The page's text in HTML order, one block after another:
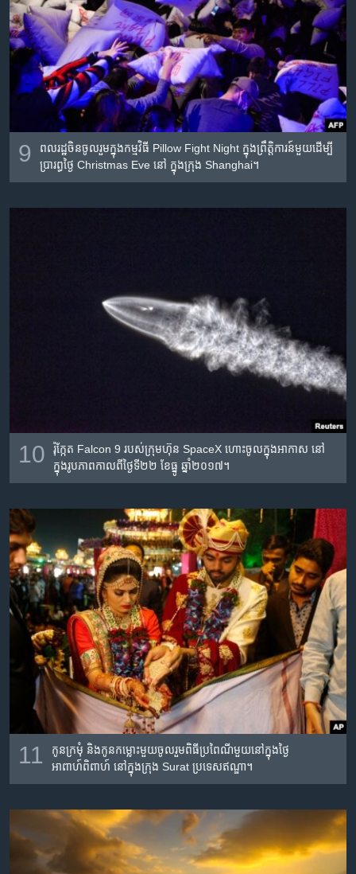
9
ពលរដ្ឋ​ចិន​ចូលរួម​ក្នុង​កម្មវិធី Pillow Fight Night ក្នុង​ព្រឹត្តិការន៍​មួយ​ដើម្បី​
ប្រារព្ធ​ថ្ងៃ Christmas Eve នៅ ​ក្នុង​ក្រុង Shanghai។
10
រ៉ុក្កែត Falcon 9 របស់​ក្រុមហ៊ុន SpaceX ហោះ​ចូល​ក្នុង​អាកាស នៅ​
ក្នុង​រូបភាព​កាលពី​ថ្ងៃទី២២ ខែធ្នូ ឆ្នាំ២០១៧។
11
កូន​ក្រមុំ​ និង​កូន​កម្លោះ​មួយ​ចូលរួម​ពិធី​ប្រពៃណី​មួយ​នៅ​ក្នុង​ថ្ងៃ​
អាពាហ៍ពិពាហ៍​ នៅ​ក្នុង​ក្រុង Surat ប្រទេស​ឥណ្ឌា។